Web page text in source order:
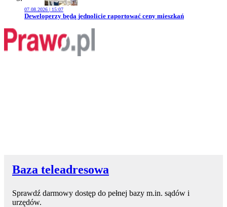
07.08.2026 | 15:07
Przejdź do artykułu:
Deweloperzy będą jednolicie raportować ceny mieszkań
Baza teleadresowa
Sprawdź darmowy dostęp do pełnej bazy m.in. sądów i
urzędów.